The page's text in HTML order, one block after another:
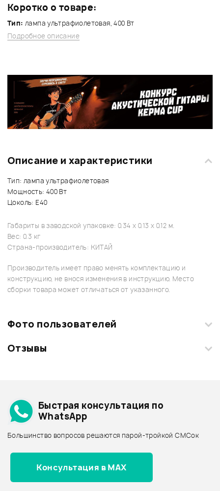
Коротко о товаре:
Тип: лампа ультрафиолетовая, 400 Вт
Подробное описание
Описание и характеристики
Тип: лампа ультрафиолетовая
Мощность: 400 Вт
Цоколь: E40
Габариты в заводской упаковке: 0.34 x 0.13 x 0.12 м.
Вес: 0.3 кг
Страна-производитель: КИТАЙ
Производитель имеет право менять комплектацию и
конструкцию, не внося изменения в инструкцию. Место
сборки товара может отличаться от указанного.
Фото пользователей
Загрузите свои фотографии купленного товара и получите
Отзывы
Архив товаров - дешевле
Архив товаров - дороже
Все товары INVOLIGHT
Архив товаров - новинки
Быстрая консультация по
WhatsApp
Большинство вопросов решаются парой-тройкой СМСок
Консультация в MAX